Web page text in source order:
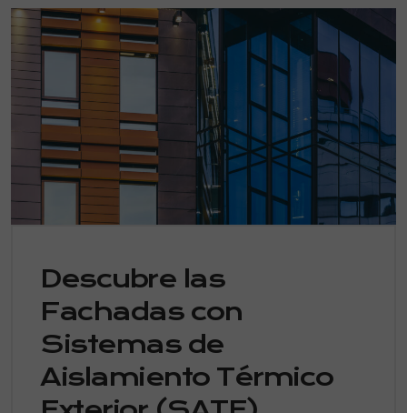
Descubre las
Fachadas con
Sistemas de
Aislamiento Térmico